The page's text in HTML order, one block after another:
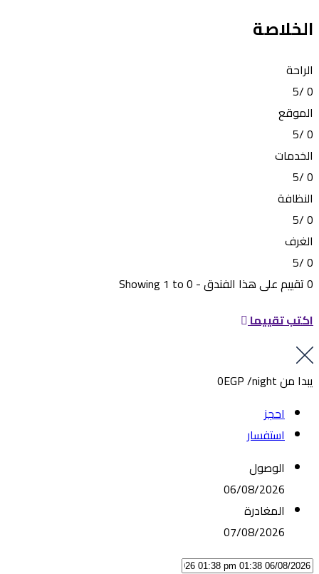
الخلاصة
الراحة
0 /5
الموقع
0 /5
الخدمات
0 /5
النظافة
0 /5
الغرف
0 /5
0 تقييم على هذا الفندق - Showing 1 to 0
اكتب تقييما
يبدا من 0EGP/night
احجز
استفسار
الوصول
06/08/2026
المغادرة
07/08/2026